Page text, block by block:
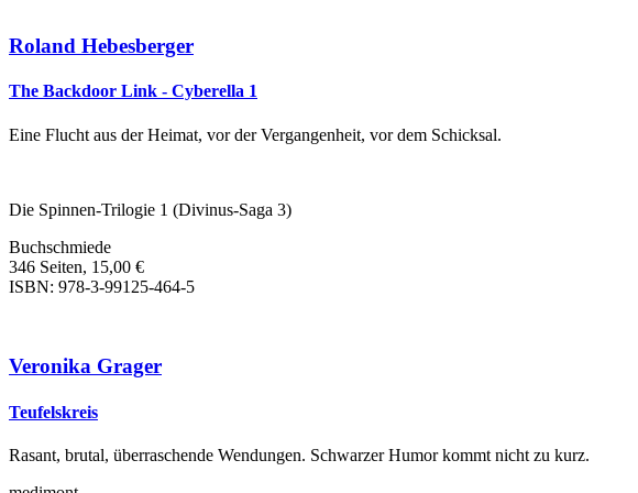
Roland Hebesberger
The Backdoor Link - Cyberella 1
Eine Flucht aus der Heimat, vor der Vergangenheit, vor dem Schicksal.
Die Spinnen-Trilogie 1 (Divinus-Saga 3)
Buchschmiede
346 Seiten, 15,00 €
ISBN: 978-3-99125-464-5
Veronika Grager
Teufelskreis
Rasant, brutal, überraschende Wendungen. Schwarzer Humor kommt nicht zu kurz.